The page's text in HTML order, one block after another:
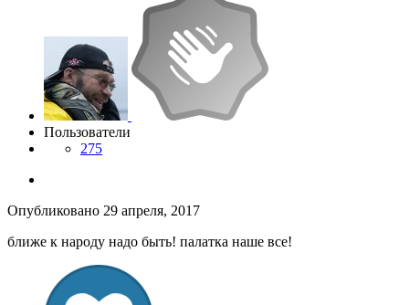
Пользователи
275
Опубликовано 29 апреля, 2017
ближе к народу надо быть! палатка наше все!